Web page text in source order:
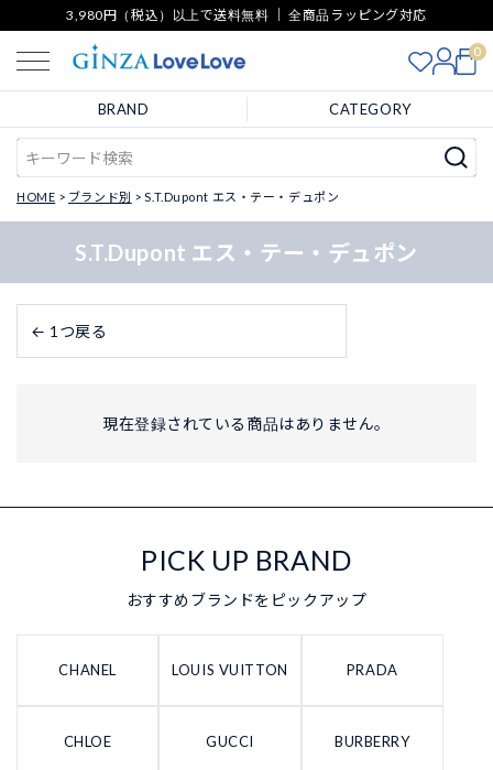
3,980円（税込）以上で送料無料 ｜ 全商品ラッピング対応
0
BRAND CATEGORY
HOME ブランド別 S.T.Dupont エス・テー・デュポン
S.T.Dupont エス・テー・デュポン
← 1つ戻る
現在登録されている商品はありません。
PICK UP BRAND
おすすめブランドをピックアップ
CHANEL LOUIS VUITTON PRADA
CHLOE GUCCI BURBERRY